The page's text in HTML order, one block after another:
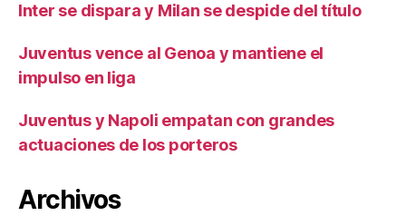
Inter se dispara y Milan se despide del título
Juventus vence al Genoa y mantiene el
impulso en liga
Juventus y Napoli empatan con grandes
actuaciones de los porteros
Archivos